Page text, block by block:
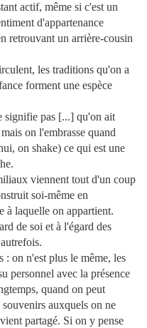
actif, même si c'est un
d'appartenance
retrouvant un arrière-cousin
les traditions qu'on a
forment une espèce
signifie pas [...] qu'on ait
on l'embrasse quand
on shake) ce qui est une
viennent tout d'un coup
soi-même en
à laquelle on appartient.
de soi et à l'égard des
: on n'est plus le même, les
personnel avec la présence
quand on peut
auxquels on ne
partagé. Si on y pense